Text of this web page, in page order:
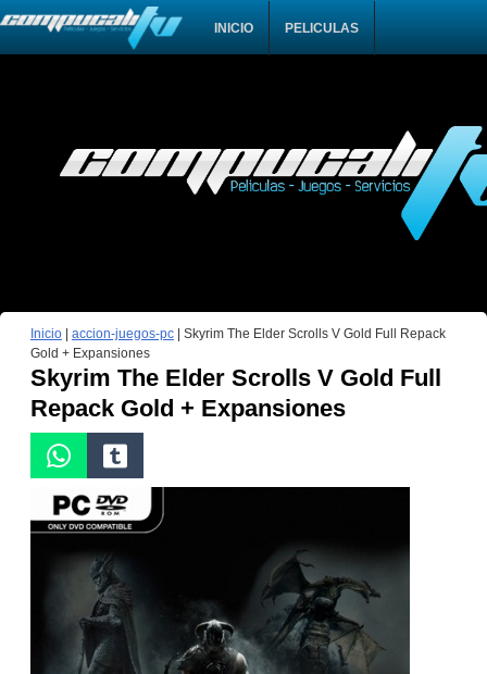
INICIO PELICULAS
Inicio| accion-juegos-pc| Skyrim The Elder Scrolls V Gold Full Repack
Gold + Expansiones
Skyrim The Elder Scrolls V Gold Full
Repack Gold + Expansiones